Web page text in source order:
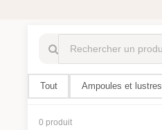
Tout Ampoules et lustres
0 produit